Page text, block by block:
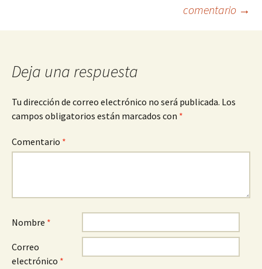
entradas
comentario →
Deja una respuesta
Tu dirección de correo electrónico no será publicada. Los
campos obligatorios están marcados con *
Comentario *
Nombre *
Correo
electrónico *